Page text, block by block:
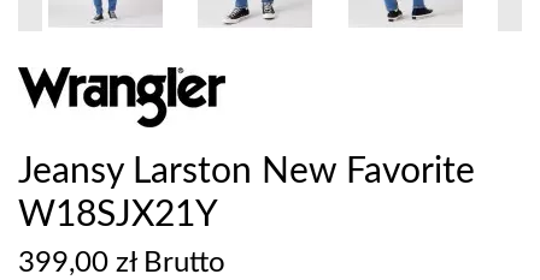
Jeansy Larston New Favorite
W18SJX21Y
399,00 zł Brutto